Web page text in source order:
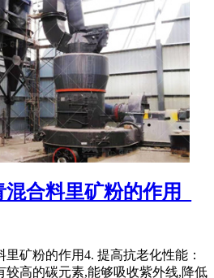
合料里矿粉的作用_
矿粉的作用4. 提高抗老化性能：
较高的碳元素,能够吸收紫外线,降低